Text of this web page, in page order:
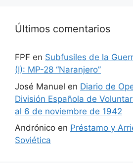
Últimos comentarios
FPF en Subfusiles de la
(I): MP-28 “Naranjero”
José Manuel en Diario de
División Española de
al 6 de noviembre de 1942
Andrónico en Préstamo y
Soviética